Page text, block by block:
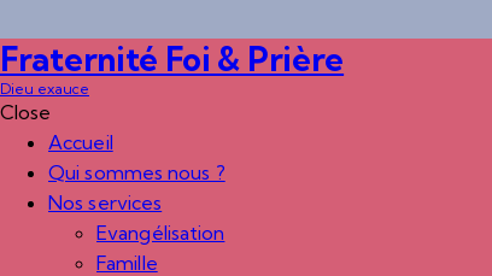
Fraternité Foi & Prière
Dieu exauce
Close
Accueil
Qui sommes nous ?
Nos services
Evangélisation
Famille